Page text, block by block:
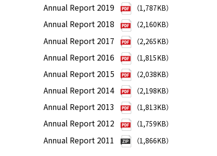
Annual Report 2019 （1,787KB）
Annual Report 2018 （2,160KB）
Annual Report 2017 （2,265KB）
Annual Report 2016 （1,815KB）
Annual Report 2015 （2,038KB）
Annual Report 2014 （2,198KB）
Annual Report 2013 （1,813KB）
Annual Report 2012 （1,759KB）
Annual Report 2011 （1,866KB）